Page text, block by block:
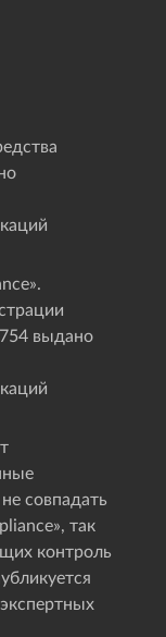
выдано
совпадать
так
контроль